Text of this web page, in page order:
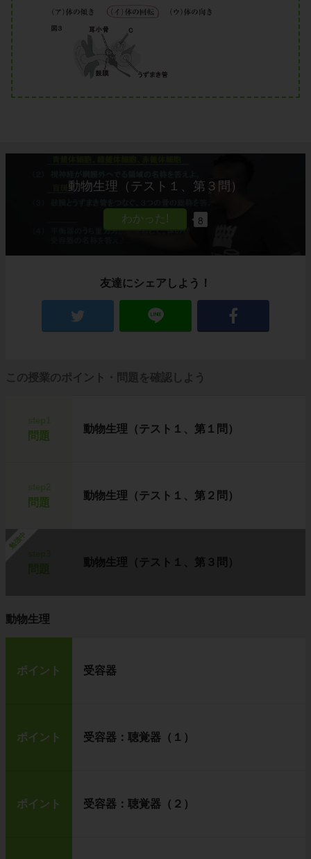
動物生理（テスト１、第３問）
8
友達にシェアしよう！
この授業のポイント・問題を確認しよう
問題
動物生理（テスト１、第１問）
問題
動物生理（テスト１、第２問）
勉強中
動物生理（テスト１、第３問）
動物生理
ポイント 受容器
ポイント 受容器：聴覚器（１）
ポイント 受容器：聴覚器（２）